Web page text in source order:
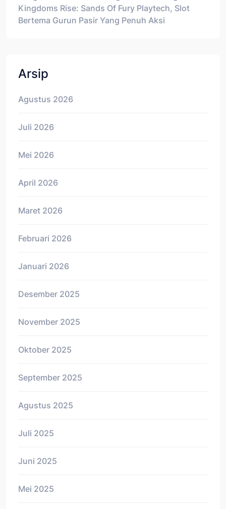
Kingdoms Rise: Sands Of Fury Playtech, Slot
Bertema Gurun Pasir Yang Penuh Aksi
Arsip
Agustus 2026
Juli 2026
Mei 2026
April 2026
Maret 2026
Februari 2026
Januari 2026
Desember 2025
November 2025
Oktober 2025
September 2025
Agustus 2025
Juli 2025
Juni 2025
Mei 2025